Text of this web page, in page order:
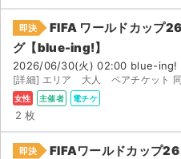
即決
FIFA ワールドカップ
グ【blue-ing!】
2026/06/30(火) 02:00 blue-ing!
女性 主催者 電チケ
2 枚
即決 FIFAワールドカップ